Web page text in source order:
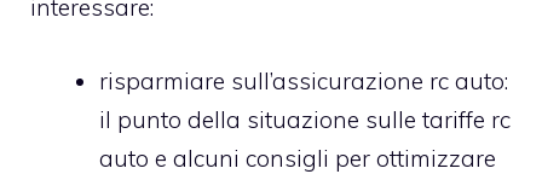
interessare:
risparmiare sull’assicurazione rc auto:
il punto della situazione sulle tariffe rc
auto e alcuni consigli per ottimizzare